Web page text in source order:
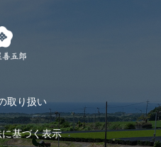
取り扱い
基づく表示